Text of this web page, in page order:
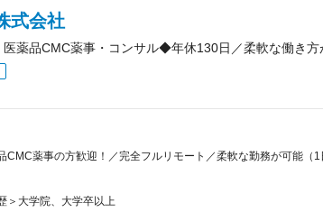
式会社
医薬品CMC薬事・コンサル◆年休130日／柔軟な働き
薬事の方歓迎！／完全フルリモート／柔軟な勤務が可能（1
＞大学院、大学卒以上